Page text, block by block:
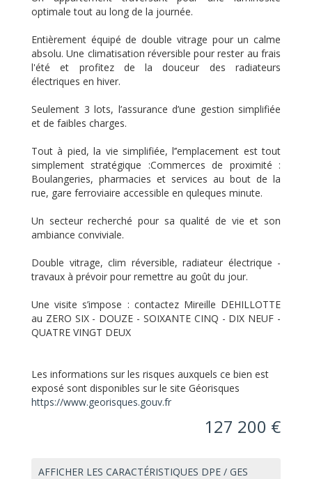
optimale tout au long de la journée.
Entièrement équipé de double vitrage pour un calme
absolu. Une climatisation réversible pour rester au frais
l'été et profitez de la douceur des radiateurs
électriques en hiver.
Seulement 3 lots, l’assurance d’une gestion simplifiée
et de faibles charges.
Tout à pied, la vie simplifiée, l’’emplacement est tout
simplement stratégique :Commerces de proximité :
Boulangeries, pharmacies et services au bout de la
rue, gare ferroviaire accessible en quleques minute.
Un secteur recherché pour sa qualité de vie et son
ambiance conviviale.
Double vitrage, clim réversible, radiateur électrique -
travaux à prévoir pour remettre au goût du jour.
Une visite s’impose : contactez Mireille DEHILLOTTE
au ZERO SIX - DOUZE - SOIXANTE CINQ - DIX NEUF -
QUATRE VINGT DEUX
Les informations sur les risques auxquels ce bien est
exposé sont disponibles sur le site Géorisques
https://www.georisques.gouv.fr
127 200 €
AFFICHER LES CARACTÉRISTIQUES DPE / GES